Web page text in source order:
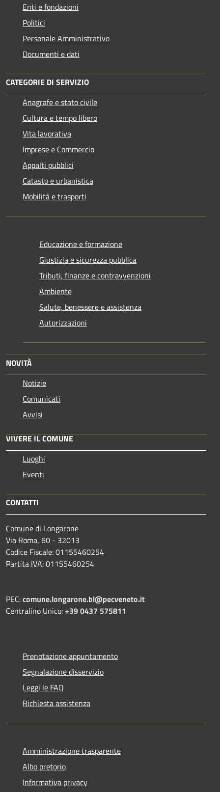
Enti e fondazioni
Politici
Personale Amministrativo
Documenti e dati
CATEGORIE DI SERVIZIO
Anagrafe e stato civile
Cultura e tempo libero
Vita lavorativa
Imprese e Commercio
Appalti pubblici
Catasto e urbanistica
Mobilità e trasporti
Educazione e formazione
Giustizia e sicurezza pubblica
Tributi, finanze e contravvenzioni
Ambiente
Salute, benessere e assistenza
Autorizzazioni
NOVITÀ
Notizie
Comunicati
Avvisi
VIVERE IL COMUNE
Luoghi
Eventi
CONTATTI
Comune di Longarone
Via Roma, 60 - 32013
Codice Fiscale: 01155460254
Partita IVA: 01155460254
PEC:comune.longarone.bl@pecveneto.it
Centralino Unico:+39 0437 575811
Prenotazione appuntamento
Segnalazione disservizio
Leggi le FAQ
Richiesta assistenza
Amministrazione trasparente
Albo pretorio
Informativa privacy